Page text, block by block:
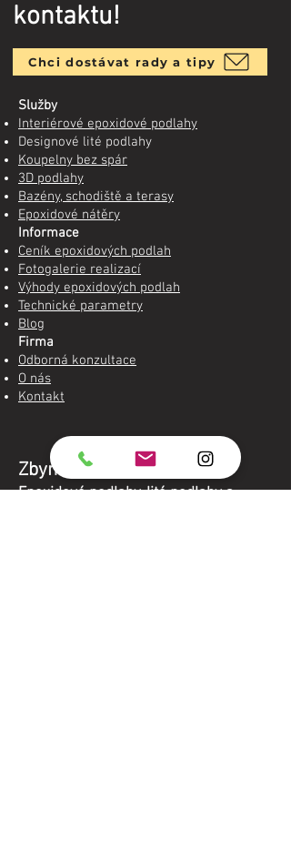
kontaktu!
Chci dostávat rady a tipy
Služby
Interiérové epoxidové podlahy
Designové lité podlahy
Koupelny bez spár
3D podlahy
Bazény, schodiště a terasy
Epoxidové nátěry
Informace
Ceník epoxidových podlah
Fotogalerie realizací
Výhody epoxidových podlah
Technické parametry
Blog
Firma
Odborná konzultace
O nás
Kontakt
Zbyněk Hůrka
Epoxidové podlahy, lité podlahy a